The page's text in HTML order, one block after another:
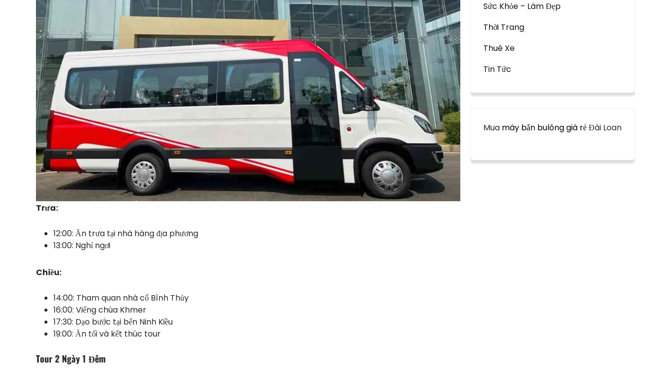
Trưa:
12:00: Ăn trưa tại nhà hàng địa phương
13:00: Nghỉ ngơi
Chiều:
14:00: Tham quan nhà cổ Bình Thủy
16:00: Viếng chùa Khmer
17:30: Dạo bước tại bến Ninh Kiều
19:00: Ăn tối và kết thúc tour
Tour 2 Ngày 1 Đêm
Sức Khỏe – Làm Đẹp
Thời Trang
Thuê Xe
Tin Tức
Mua máy bắn bulông giá rẻĐài Loan